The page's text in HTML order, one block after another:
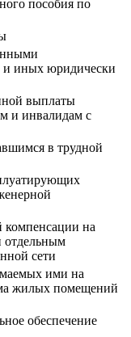
пособия по
и иных юридически
выплаты
и инвалидам с
в трудной
компенсации на
отдельным
сети
ими на
жилых помещений
обеспечение